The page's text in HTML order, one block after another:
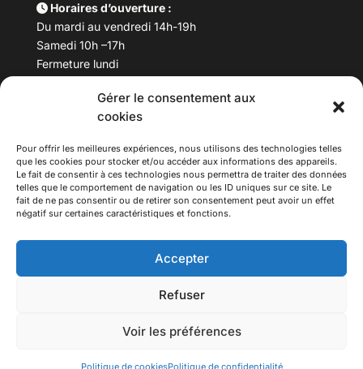
Gérer le consentement aux
cookies
Pour offrir les meilleures expériences, nous utilisons des technologies telles
que les cookies pour stocker et/ou accéder aux informations des appareils.
Le fait de consentir à ces technologies nous permettra de traiter des données
telles que le comportement de navigation ou les ID uniques sur ce site. Le
fait de ne pas consentir ou de retirer son consentement peut avoir un effet
négatif sur certaines caractéristiques et fonctions.
Accepter
Refuser
Voir les préférences
Politique de cookiesPolitique de confidentialité
Horaires d’ouverture :
Du mardi au vendredi 14h-19h
Samedi 10h –17h
Fermeture lundi
Téléphone : 04 78 53 06 40
maisondesculturesasiatiques@asiexpo.com
Tous droits réservés.